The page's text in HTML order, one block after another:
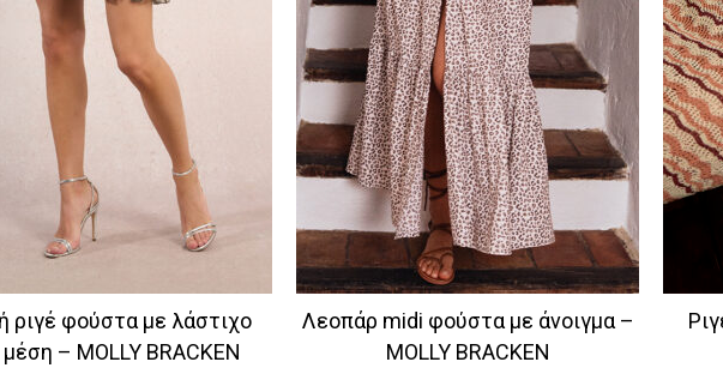
ριγέ φούστα με λάστιχο
– MOLLY BRACKEN
Λεοπάρ midi φούστα με άνοιγμα –
MOLLY BRACKEN